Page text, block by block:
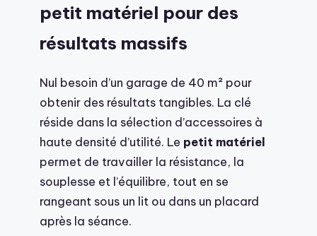
petit matériel pour des
résultats massifs
Nul besoin d’un garage de 40 m² pour
obtenir des résultats tangibles. La clé
réside dans la sélection d’accessoires à
haute densité d’utilité. Le petit matériel
permet de travailler la résistance, la
souplesse et l’équilibre, tout en se
rangeant sous un lit ou dans un placard
après la séance.